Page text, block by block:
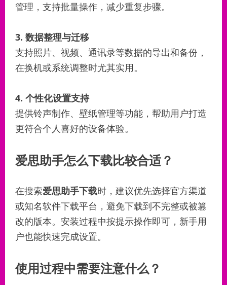
管理，支持批量操作，减少重复步骤。
3. 数据整理与迁移
支持照片、视频、通讯录等数据的导出和备份，
在换机或系统调整时尤其实用。
4. 个性化设置支持
提供铃声制作、壁纸管理等功能，帮助用户打造
更符合个人喜好的设备体验。
爱思助手怎么下载比较合适？
在搜索爱思助手下载时，建议优先选择官方渠道
或知名软件下载平台，避免下载到不完整或被篡
改的版本。安装过程中按提示操作即可，新手用
户也能快速完成设置。
使用过程中需要注意什么？